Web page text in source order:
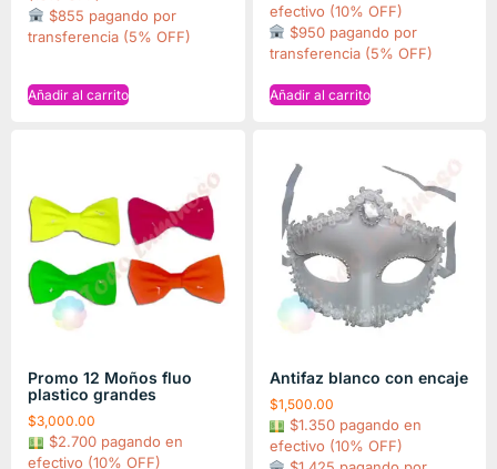
$855 pagando por
transferencia (5% OFF)
Añadir al carrito
efectivo (10% OFF)
$950 pagando por
transferencia (5% OFF)
Añadir al carrito
Promo 12 Moños fluo
plastico grandes
$3,000.00
$2.700 pagando en
efectivo (10% OFF)
Antifaz blanco con encaje
$1,500.00
$1.350 pagando en
efectivo (10% OFF)